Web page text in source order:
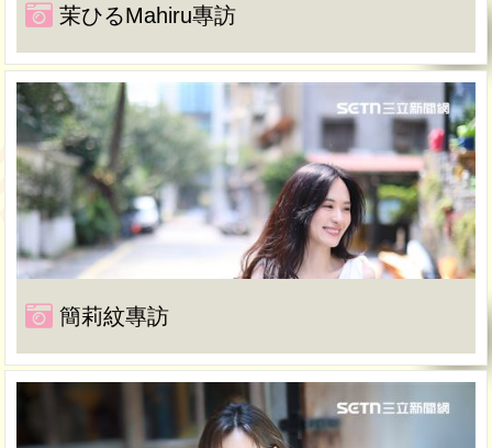
茉ひるMahiru專訪
簡莉紋專訪